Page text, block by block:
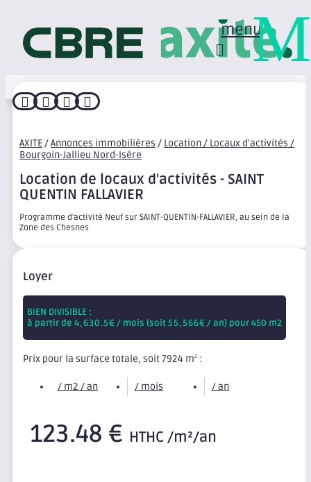
menu
   
AXITE/Annonces immobilières / Location / Locaux d'activités /
Bourgoin-Jallieu Nord-Isère
Location de locaux d'activités - SAINT
QUENTIN FALLAVIER
Programme d'activité Neuf sur SAINT-QUENTIN-FALLAVIER, au sein de la
Zone des Chesnes
Loyer
BIEN DIVISIBLE :
à partir de 4,630.5€ / mois (soit55,566€ / an) pour 450 m2
Prix pour la surface totale, soit 7924 m2 :
/ m2 / an / mois / an
123.48 € HTHC /m²/an
M